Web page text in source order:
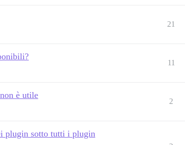
21
11
è utile
2
plugin sotto tutti i plugin